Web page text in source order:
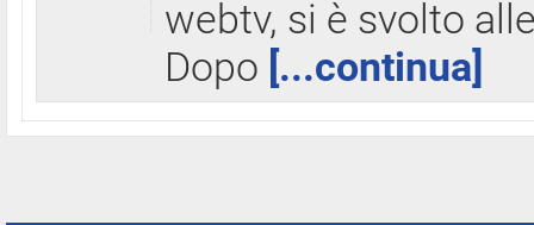
webtv, si è svolto
Dopo [...continua]